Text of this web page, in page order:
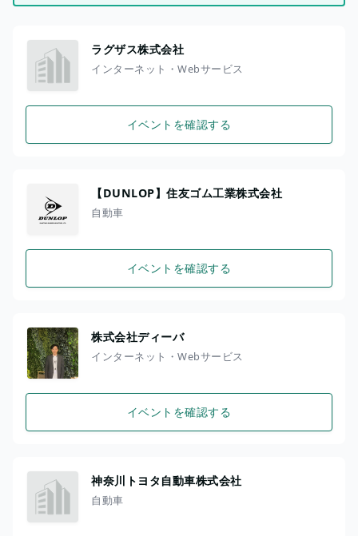
ラグザス株式会社
インターネット・Webサービス
イベントを確認する
【DUNLOP】住友ゴム工業株式会社
自動車
イベントを確認する
株式会社ディーバ
インターネット・Webサービス
イベントを確認する
神奈川トヨタ自動車株式会社
自動車